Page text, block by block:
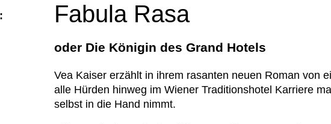
Fabula Rasa
oder Die Königin des Grand Hotels
Vea Kaiser erzählt in ihrem rasanten neuen Roman von
alle Hürden hinweg im Wiener Traditionshotel Karriere
selbst in die Hand nimmt.